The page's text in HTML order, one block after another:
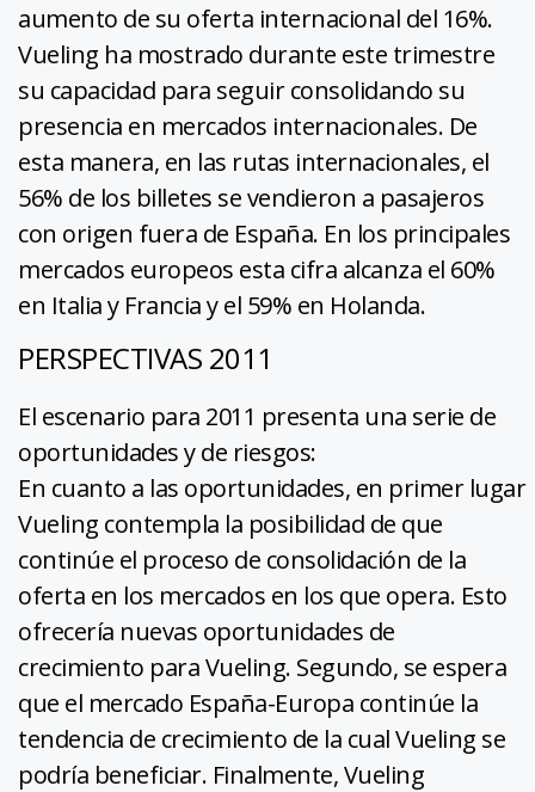
aumento de su oferta internacional del 16%.
Vueling ha mostrado durante este trimestre
su capacidad para seguir consolidando su
presencia en mercados internacionales. De
esta manera, en las rutas internacionales, el
56% de los billetes se vendieron a pasajeros
con origen fuera de España. En los principales
mercados europeos esta cifra alcanza el 60%
en Italia y Francia y el 59% en Holanda.
PERSPECTIVAS 2011
El escenario para 2011 presenta una serie de
oportunidades y de riesgos:
En cuanto a las oportunidades, en primer lugar
Vueling contempla la posibilidad de que
continúe el proceso de consolidación de la
oferta en los mercados en los que opera. Esto
ofrecería nuevas oportunidades de
crecimiento para Vueling. Segundo, se espera
que el mercado España-Europa continúe la
tendencia de crecimiento de la cual Vueling se
podría beneficiar. Finalmente, Vueling